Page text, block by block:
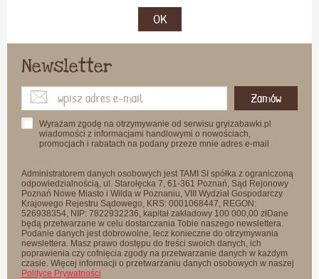
OK
Newsletter
Zamów
Wyrażam zgodę na otrzymywanie od serwisu gryizabawki.pl
wiadomości z informacjami handlowymi o nowościach,
promocjach i rabatach na podany przeze mnie adres e-mail
Administratorem danych osobowych jest TAMI SI spółka z ograniczoną
odpowiedzialnością, ul. Starołęcka 7, 61-361 Poznań, Sąd Rejonowy
Poznań Nowe Miasto i Wilda w Poznaniu, VIII Wydział Gospodarczy
Krajowego Rejestru Sądowego, KRS: 0001068447, REGON:
526938354, NIP: 7822932236, kapitał zakładowy 100 000,00 złDane
będą przetwarzane w celu dostarczania Tobie naszego newslettera.
Podanie danych jest dobrowolne, lecz konieczne do otrzymywania
newslettera. Masz prawo dostępu do treści swoich danych, ich
poprawienia czy cofnięcia zgody na przetwarzanie danych w każdym
czasie. Więcej informacji o przetwarzaniu danych osobowych w naszej
Polityce Prywatności